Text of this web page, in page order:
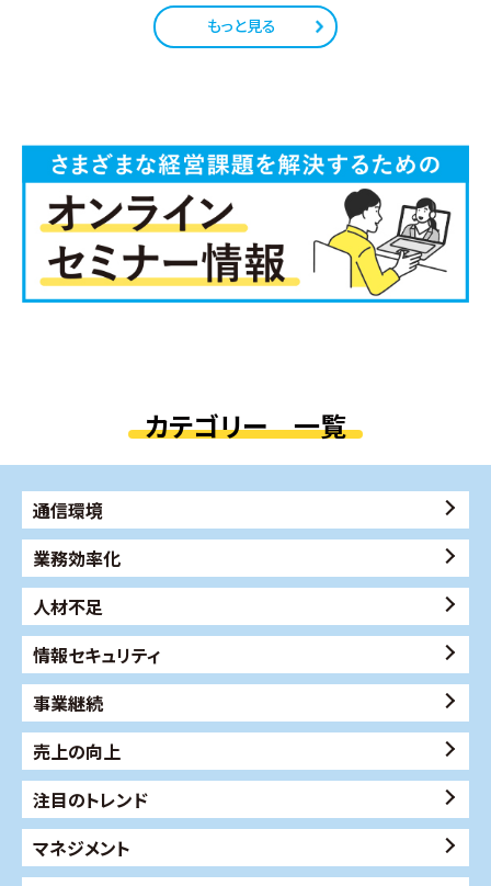
もっと見る
カテゴリー 一覧
通信環境
業務効率化
人材不足
情報セキュリティ
事業継続
売上の向上
注目のトレンド
マネジメント